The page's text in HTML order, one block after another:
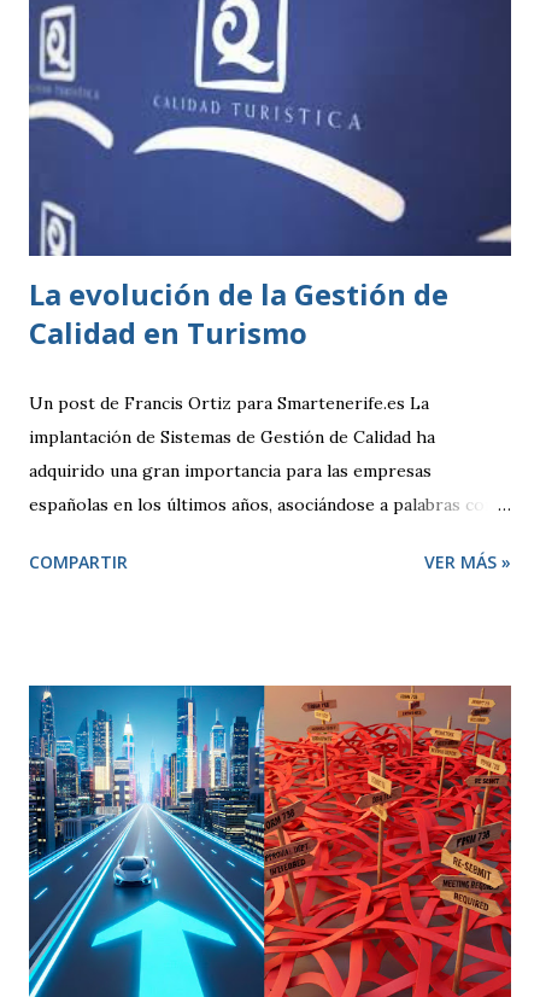
en la correspondiente sede electrónica. Para ambos casos,
todo el trámite se puede hacer online a través de las
diferentes sedes electrónicas de cada ayuntamiento. LISTA
DE ACTIVIDADES CLASIFICADAS A los efectos previstos
en el artículo 2.1.a) y 4 de la Ley 7/2011, de 5 de abril, de
actividades clasificadas y espectáculos públicos y otras
medidas administrativas complementa...
La evolución de la Gestión de
Calidad en Turismo
Un post de Francis Ortiz para Smartenerife.es La
implantación de Sistemas de Gestión de Calidad ha
adquirido una gran importancia para las empresas
españolas en los últimos años, asociándose a palabras como
¿qué se entiende por Calidad?, ¿qué pretende una empresa
transmitiendo la idea de que algo es mejor. Desde un punto
de vista técnico, Calidad representa una forma de hacer las
cosas preocupándose siempre por satisfacer al cliente y
por mejorar día a día procesos y resultados. El enfoque de
gestión de la calidad se inicia en la década de los 50. En esa
época, se contemplaba un concepto de calidad centrado en
lograr que un producto cumpliese las especificaciones
marcadas (peso, duración, resistencia, rapidez). Se
realizaban controles periódicos para evitar que product...
COMPARTIR VER MÁS »